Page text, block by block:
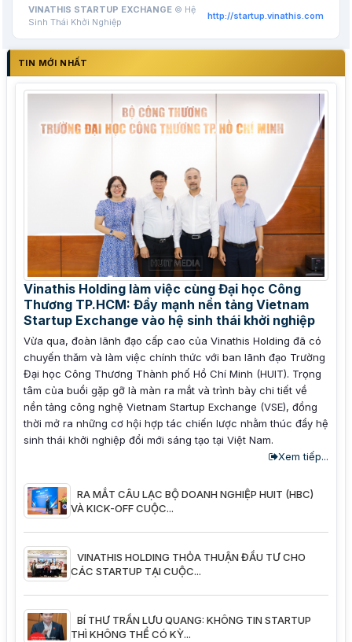
VINATHIS STARTUP EXCHANGE © Hệ
Sinh Thái Khởi Nghiệp
http://startup.vinathis.com
TIN MỚI NHẤT
Vinathis Holding làm việc cùng Đại học Công
Thương TP.HCM: Đẩy mạnh nền tảng Vietnam
Startup Exchange vào hệ sinh thái khởi nghiệp
Vừa qua, đoàn lãnh đạo cấp cao của Vinathis Holding đã có
chuyến thăm và làm việc chính thức với ban lãnh đạo Trường
Đại học Công Thương Thành phố Hồ Chí Minh (HUIT). Trọng
tâm của buổi gặp gỡ là màn ra mắt và trình bày chi tiết về
nền tảng công nghệ Vietnam Startup Exchange (VSE), đồng
thời mở ra những cơ hội hợp tác chiến lược nhằm thúc đẩy hệ
sinh thái khởi nghiệp đổi mới sáng tạo tại Việt Nam.
Xem tiếp...
RA MẮT CÂU LẠC BỘ DOANH NGHIỆP HUIT (HBC)
VÀ KICK-OFF CUỘC...
VINATHIS HOLDING THỎA THUẬN ĐẦU TƯ CHO
CÁC STARTUP TẠI CUỘC...
BÍ THƯ TRẦN LƯU QUANG: KHÔNG TIN STARTUP
THÌ KHÔNG THỂ CÓ KỲ...